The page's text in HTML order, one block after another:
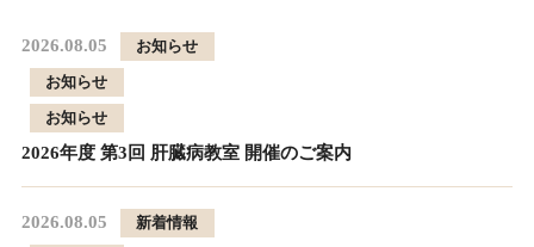
2026.08.05
お知らせ
お知らせ
お知らせ
2026年度 第3回 肝臓病教室 開催のご案内
2026.08.05
新着情報